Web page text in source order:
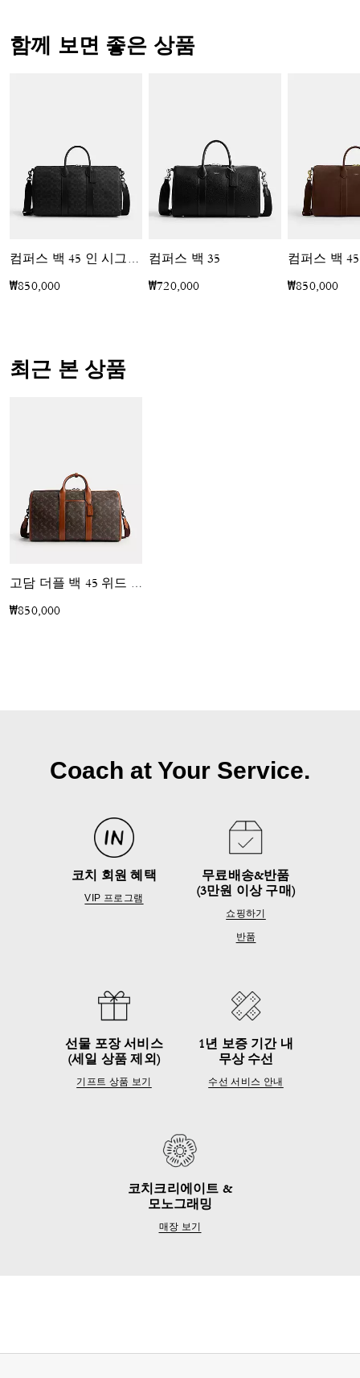
함께 보면 좋은 상품
컴퍼스 백 45 인 시그니처 캔버스
₩850,000
컴퍼스 백 35
₩720,000
컴퍼스 백 45
₩850,000
최근 본 상품
고담 더플 백 45 위드 호스 앤 캐리지 프린트
₩850,000
Coach at Your Service.
코치 회원 혜택
VIP 프로그램
무료배송&반품
(3만원 이상 구매)
쇼핑하기
반품
선물 포장 서비스
(세일 상품 제외)
기프트 상품 보기
1년 보증 기간 내
무상 수선
수선 서비스 안내
코치크리에이트 &
모노그래밍
매장 보기